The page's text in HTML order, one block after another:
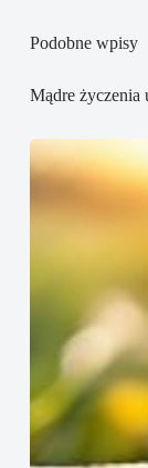
Podobne wpisy
Mądre życzenia